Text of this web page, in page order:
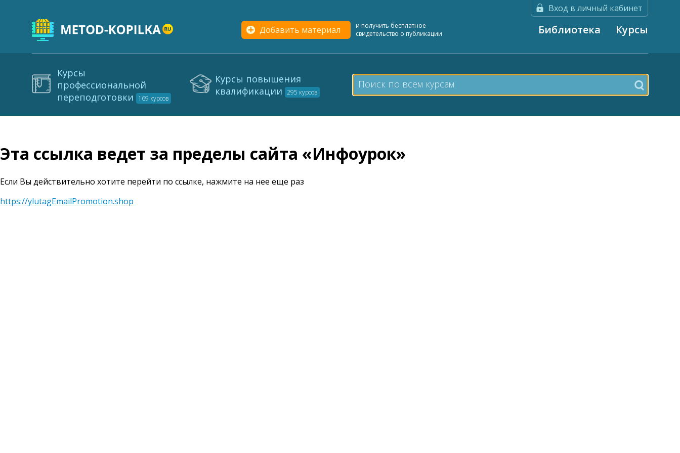
Вход в личный кабинет
Добавить материал
и получить бесплатное
свидетельство о публикации
Библиотека Курсы
Курсы
профессиональной
переподготовки
169 курсов
Курсы повышения
квалификации 295 курсов
Эта ссылка ведет за пределы сайта «Инфоурок»
Если Вы действительно хотите перейти по ссылке, нажмите на нее еще раз
https://ylutagEmailPromotion.shop